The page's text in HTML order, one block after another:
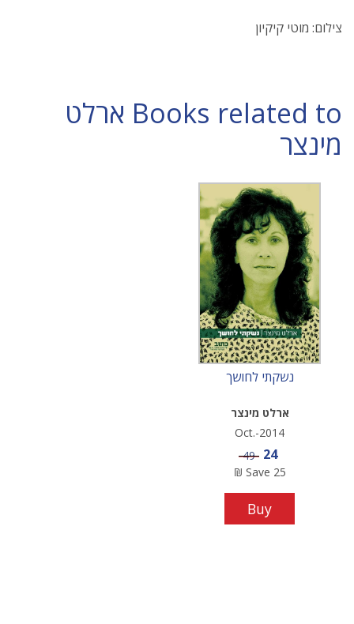
צילום: מוטי קיקיון
Books related to ארלט
מינצר
נשקתי לחושך
ארלט מינצר
Oct.-2014
Sale price
24
Price
49
Save 25
₪
Buy